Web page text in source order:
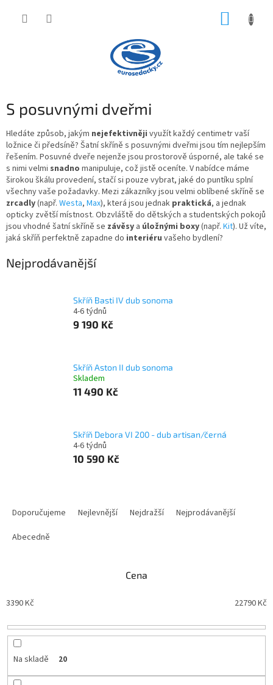
S posuvnými dveřmi
Hledáte způsob, jakým nejefektivněji využít každý centimetr vaší
ložnice či předsíně? Šatní skříně s posuvnými dveřmi jsou tím nejlepším
řešením. Posuvné dveře nejenže jsou prostorově úsporné, ale také se
s nimi velmi snadno manipuluje, což jistě oceníte. V nabídce máme
širokou škálu provedení, stačí si pouze vybrat, jaké do puntíku splní
všechny vaše požadavky. Mezi zákazníky jsou velmi oblíbené skříně se
zrcadly(např. Westa, Max), která jsou jednak praktická, a jednak
opticky zvětší místnost. Obzvláště do dětských a studentských pokojů
jsou vhodné šatní skříně se závěsy a úložnými boxy(např. Kit). Už víte,
jaká skříň perfektně zapadne do interiéru vašeho bydlení?
Nejprodávanější
Skříň Basti IV dub sonoma
4-6 týdnů
9 190 Kč
Skříň Aston II dub sonoma
Skladem
11 490 Kč
Skříň Debora VI 200 - dub artisan/černá
4-6 týdnů
10 590 Kč
o
u
ů
Doporučujeme Nejlevnější Nejdražší
Nejprodávanější
Abecedně
Cena
3390Kč 22790Kč
Na skladě 20